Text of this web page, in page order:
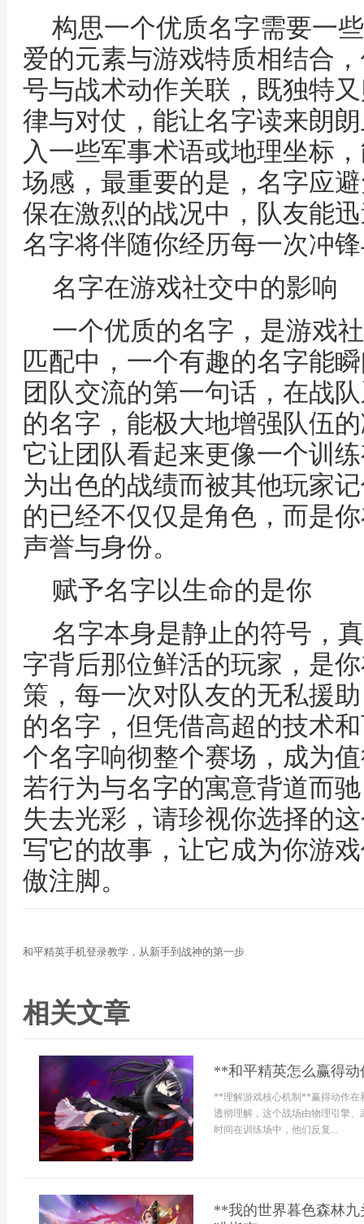
构思一个优质名字需要一
爱的元素与游戏特质相结合
号与战术动作关联，既独特
律与对仗，能让名字读来朗
入一些军事术语或地理坐标
场感，最重要的是，名字应
保在激烈的战况中，队友能
名字将伴随你经历每一次冲
名字在游戏社交中的影响
一个优质的名字，是游戏
匹配中，一个有趣的名字能
团队交流的第一句话，在战
的名字，能极大地增强队伍
它让团队看起来更像一个训
为出色的战绩而被其他玩家
的已经不仅仅是角色，而是
声誉与身份。
赋予名字以生命的是你
名字本身是静止的符号，
字背后那位鲜活的玩家，是
策，每一次对队友的无私援
的名字，但凭借高超的技术
个名字响彻整个赛场，成为
若行为与名字的寓意背道而
失去光彩，请珍视你选择的
写它的故事，让它成为你游
傲注脚。
和平精英手机登录教学，从新手到战神的第一步
相关文章
**和平精英怎么赢得
**理解游戏核心机制**赢得动作在
透彻理解，这个战场由物理引擎
时间在训练场中，他们反复...
**我的世界暮色森林